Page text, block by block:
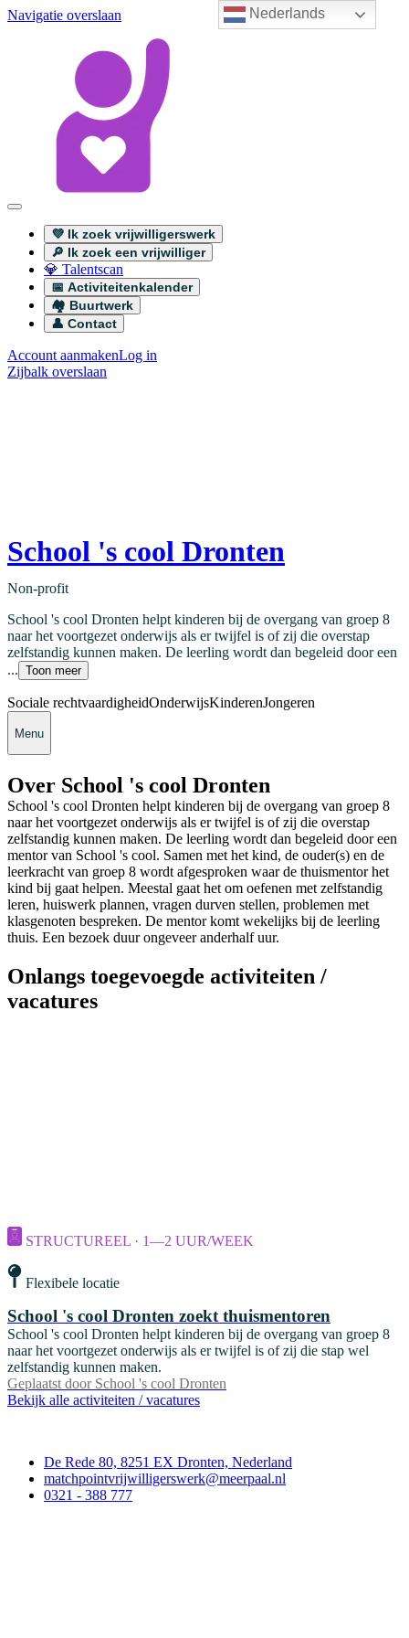
Nederlands
Navigatie overslaan
💜 Ik zoek vrijwilligerswerk
🔎 Ik zoek een vrijwilliger
💎 Talentscan
📅 Activiteitenkalender
🏘️ Buurtwerk
👤 Contact
Account aanmakenLog in
Zijbalk overslaan
School 's cool Dronten
Non-profit
School 's cool Dronten helpt kinderen bij de overgang van groep 8
naar het voortgezet onderwijs als er twijfel is of zij die overstap
zelfstandig kunnen maken. De leerling wordt dan begeleid door een
... Toon meer
Sociale rechtvaardigheidOnderwijsKinderenJongeren
Menu
Over School 's cool Dronten
School 's cool Dronten helpt kinderen bij de overgang van groep 8
naar het voortgezet onderwijs als er twijfel is of zij die overstap
zelfstandig kunnen maken. De leerling wordt dan begeleid door een
mentor van School 's cool. Samen met het kind, de ouder(s) en de
leerkracht van groep 8 wordt afgesproken waar de thuismentor het
kind bij gaat helpen. Meestal gaat het om oefenen met zelfstandig
leren, huiswerk plannen, vragen durven stellen, problemen met
klasgenoten bespreken. De mentor komt wekelijks bij de leerling
thuis. Een bezoek duur ongeveer anderhalf uur.
Onlangs toegevoegde activiteiten /
vacatures
STRUCTUREEL · 1—2 UUR/WEEK
Flexibele locatie
School 's cool Dronten zoekt thuismentoren
School 's cool Dronten helpt kinderen bij de overgang van groep 8
naar het voortgezet onderwijs als er twijfel is of zij die stap wel
zelfstandig kunnen maken.
Geplaatst door School 's cool Dronten
Bekijk alle activiteiten / vacatures
De Rede 80, 8251 EX Dronten, Nederland
matchpointvrijwilligerswerk@meerpaal.nl
0321 - 388 777